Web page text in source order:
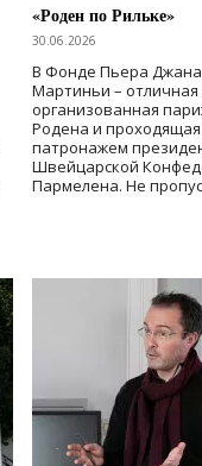
«Роден по Рильке»
30.06.2026
В Фонде Пьера
Мартиньи – отличная
организованная
Родена и
патронажем
Швейцарской
Пармелена. Не